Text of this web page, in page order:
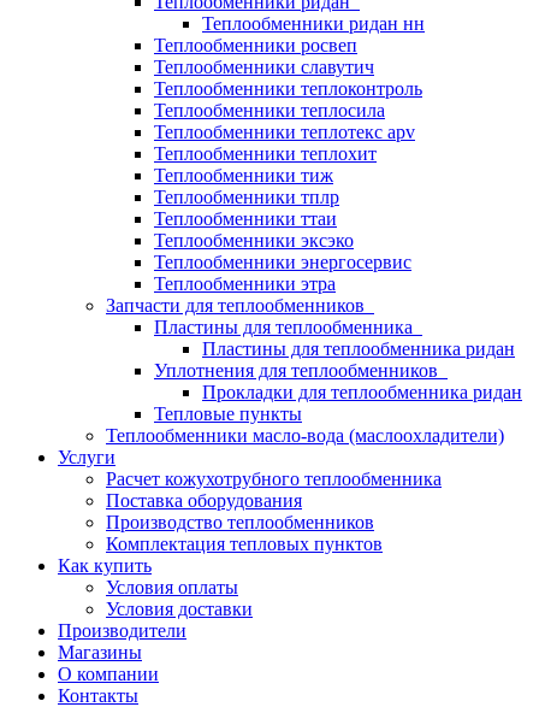
Теплообменники ридан нн
Теплообменники росвеп
Теплообменники славутич
Теплообменники теплоконтроль
Теплообменники теплосила
Теплообменники теплотекс apv
Теплообменники теплохит
Теплообменники тиж
Теплообменники тплр
Теплообменники ттаи
Теплообменники эксэко
Теплообменники энергосервис
Теплообменники этра
Запчасти для теплообменников
Пластины для теплообменника
Пластины для теплообменника ридан
Уплотнения для теплообменников
Прокладки для теплообменника ридан
Тепловые пункты
Теплообменники масло-вода (маслоохладители)
Услуги
Расчет кожухотрубного теплообменника
Поставка оборудования
Производство теплообменников
Комплектация тепловых пунктов
Как купить
Условия оплаты
Условия доставки
Производители
Магазины
О компании
Контакты